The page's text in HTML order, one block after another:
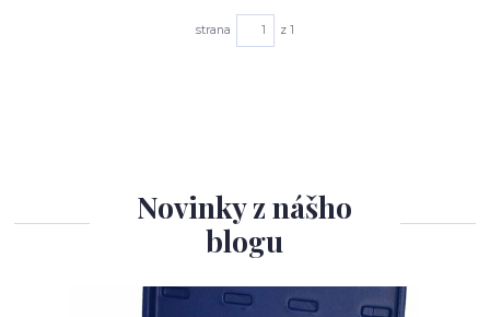
strana z 1
Novinky z nášho
blogu